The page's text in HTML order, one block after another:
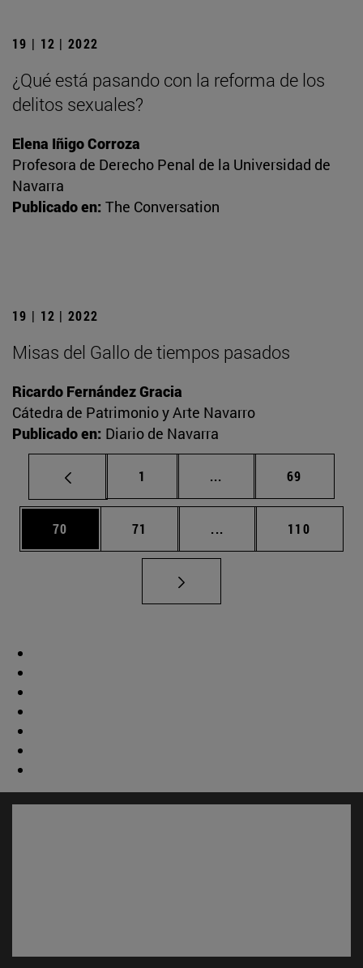
19 | 12 | 2022
¿Qué está pasando con la reforma de los
delitos sexuales?
Elena Iñigo Corroza
Profesora de Derecho Penal de la Universidad de
Navarra
Publicado en: The Conversation
19 | 12 | 2022
Misas del Gallo de tiempos pasados
Ricardo Fernández Gracia
Cátedra de Patrimonio y Arte Navarro
Publicado en: Diario de Navarra
Página
1 ... Páginas intermedias
Página
69
Página
70 Página
71 ... Páginas intermedias
Página
110